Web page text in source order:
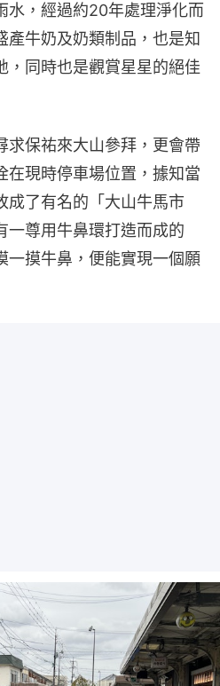
水，經過約20年處理淨化而
產牛奶及奶類制品，也是知
，同時也是觀賞星星的絕佳
求保祐來大山參拜，更會帶
在現時停車場位置，據知當
成了有名的「大山牛馬市
一尊用牛鼻環打造而成的
一摸牛鼻，便能實現一個願